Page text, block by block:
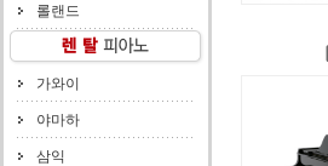
롤랜드
가와이
야마하
삼익